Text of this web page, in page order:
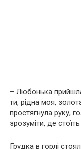
– Любонька
ти, рідна моя,
простягнула руку,
зрозуміти, де
Грудка в горлі